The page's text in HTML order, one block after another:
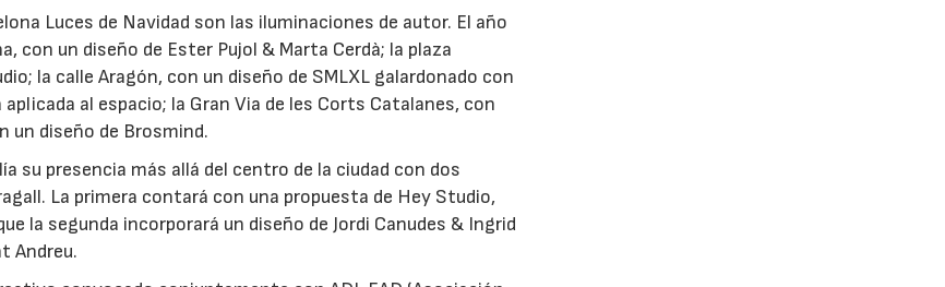
Luces de Navidad son las iluminaciones de autor. El año
con un diseño de Ester Pujol & Marta Cerdà; la plaza
la calle Aragón, con un diseño de SMLXL galardonado con
al espacio; la Gran Via de les Corts Catalanes, con
un diseño de Brosmind.
su presencia más allá del centro de la ciudad con dos
La primera contará con una propuesta de Hey Studio,
la segunda incorporará un diseño de Jordi Canudes & Ingrid
Andreu.